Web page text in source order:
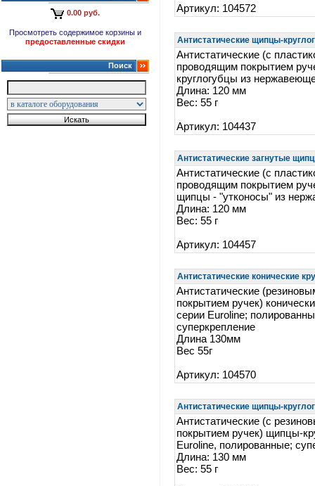
0.00 руб.
Просмотреть содержимое корзины и
предоставленные скидки
Поиск
Артикул: 104572
Антистатические щипцы-
Антистатические (с
проводящим покрытием
круглогубцы из
Длина: 120 мм
Вес: 55 г
Артикул: 104437
Антистатические загнутые
Антистатические (с
проводящим покрытием
щипцы - "утконосы" из
Длина: 120 мм
Вес: 55 г
Артикул: 104457
Антистатические конические
Антистатические
покрытием ручек)
серии Euroline;
суперкрепление
Длина 130мм
Вес 55г
Артикул: 104570
Антистатические щипцы-
Антистатические (с
покрытием ручек) щипцы-
Euroline, полированные;
Длина: 130 мм
Вес: 55 г